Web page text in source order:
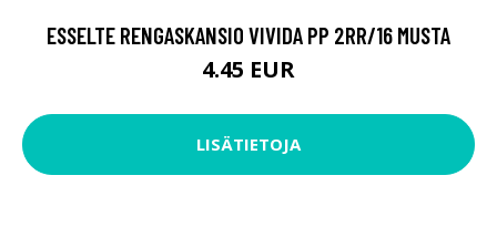
ESSELTE RENGASKANSIO VIVIDA PP 2RR/16 MUSTA
4.45 EUR
LISÄTIETOJA